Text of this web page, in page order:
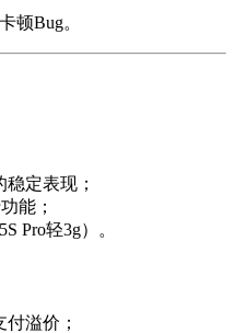
顿Bug。
定表现；
能；
Pro轻3g）。
溢价；